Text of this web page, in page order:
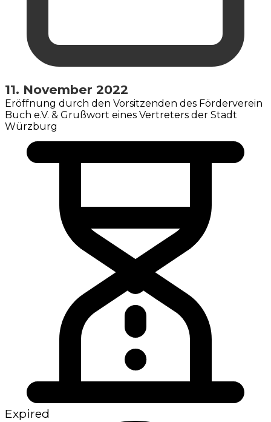
11. November 2022
Eröffnung durch den Vorsitzenden des Förderverein
Buch e.V. & Grußwort eines Vertreters der Stadt
Würzburg
Expired